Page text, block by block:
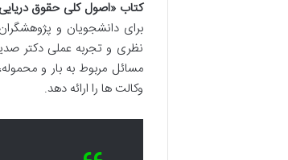
کتاب «اصول کلی حقوق
برای دانشجویان و
نظری و تجربه عملی دکتر
مسائل مربوط به بار و
وکالت ها را ارائه دهد.